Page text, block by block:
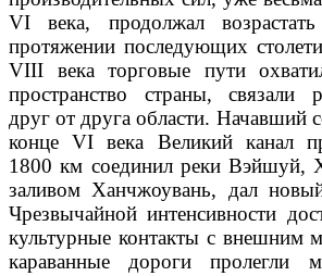
VI века, продолжал
протяжении последующих
VIII века торговые пути
пространство страны, связали
друг от друга области. Начавший
конце VI века Великий канал
1800 км соединил реки Вэйшуй,
заливом Ханчжоувань, дал
Чрезвычайной интенсивности
культурные контакты с внешним
караванные дороги пролегли